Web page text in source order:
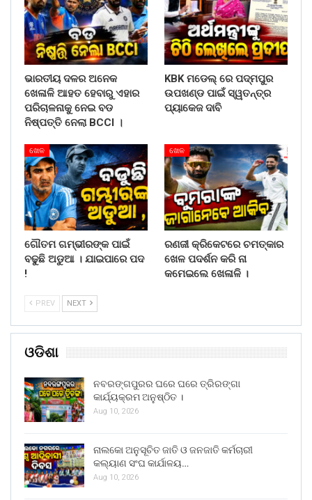
ଭାରତୀୟ ଦଳର ଅନେକ
ଖେଳାଳି ଆହତ ହେବାରୁ ଏହାର
ପରିଚାଳନାକୁ ନେଇ ବଡ
ନିଷ୍ପତ୍ତି ନେଲା BCCI ।
KBK ମଡେଲ୍ ରେ ପଦ୍ମପୁର
ଉପଖଣ୍ଡ ପାଇଁ ସ୍ୱତନ୍ତ୍ର
ପ୍ୟାକେଜ ଦାବି
ଖେଳ
ଗୌତମ ଗମ୍ଭୀରଙ୍କ ପାଇଁ
ବଢୁଛି ଅଡୁଆ । ଯାଇପାରେ ପଦ
!
ଖେଳ
ରଣଜୀ କ୍ରିକେଟରେ ଚମତ୍କାର
ଖେଳ ପଦର୍ଶନ କରି ନା
କମେଇଲେ ଖେଳାଳି ।
PREV NEXT
ଓଡିଶା
ନବରଙ୍ଗପୁରର ଘରେ ଘରେ ତ୍ରିରଙ୍ଗା
କାର୍ଯ୍ୟକ୍ରମ ଅନୁଷ୍ଠିତ ।
Aug 10, 2026
ନାଲକୋ ଅନୁସୂଚିତ ଜାତି ଓ ଜନଜାତି କର୍ମଚାରୀ
କଲ୍ୟାଣ ସଂଘ କାର୍ଯାଳୟ…
Aug 10, 2026